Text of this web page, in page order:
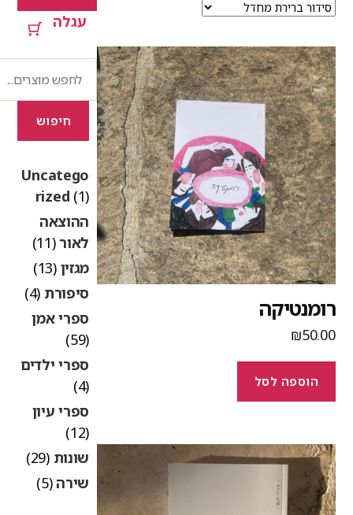
₪
הוספה לסל
עגלה
חיפוש
חיפוש
Uncatego
rized (1)
ההוצאה
לאור(11)
מגזין(13)
סיפורת(4)
ספרי אמן
ספרי ילדים
ספרי עיון
שונות(29)
שירה(5)